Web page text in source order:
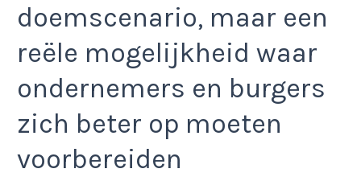
doemscenario, maar een
reële mogelijkheid waar
ondernemers en burgers
zich beter op moeten
voorbereiden